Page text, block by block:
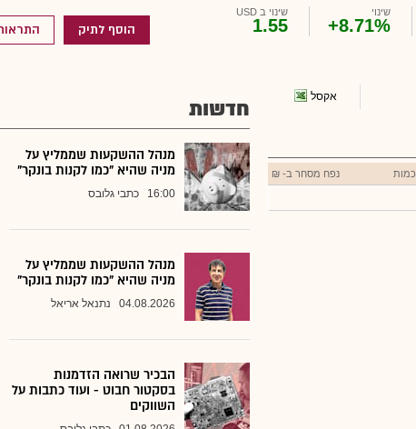
שינוי
+8.71%
שינוי ב USD
1.55 הוסף לתיק
אקסל
כמות נפח מסחר ב- ₪
חדשות
מנהל ההשקעות שממליץ על
מניה שהיא "כמו לקנות בונקר"
16:00 כתבי גלובס
מנהל ההשקעות שממליץ על
מניה שהיא "כמו לקנות בונקר"
04.08.2026 נתנאל אריאל
הבכיר שרואה הזדמנות
בסקטור חבוט - ועוד כתבות על
השווקים